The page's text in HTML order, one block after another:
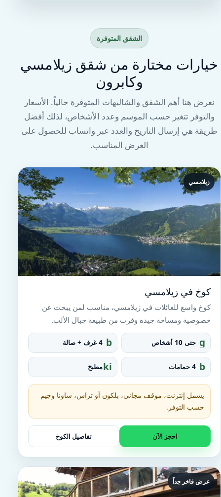
الشقق المتوفرة
خيارات مختارة من شقق زيلامسي
وكابرون
نعرض هنا أهم الشقق والشاليهات المتوفرة حالياً. الأسعار
والتوفر تتغير حسب الموسم وعدد الأشخاص، لذلك أفضل
طريقة هي إرسال التاريخ والعدد عبر واتساب للحصول على
العرض المناسب.
زيلامسي
كوخ في زيلامسي
كوخ واسع للعائلات في زيلامسي، مناسب لمن يبحث عن
خصوصية ومساحة جيدة وقرب من طبيعة جبال الألب.
g
r
o
u
p
حتى 10 أشخاص b
e
d
4 غرف + صالة
b
at
h
t
u
b
4 حمامات ki
tc
h
e
مطبخ
يشمل إنترنت، موقف مجاني، بلكون أو تراس، ساونا وجيم
حسب التوفر.
احجز الآن تفاصيل الكوخ
عرض فاخر جداً